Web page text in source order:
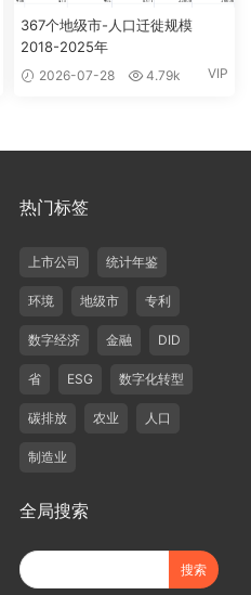
367个地级市-人口迁徙规模
2018-2025年
2026-07-28 4.79k VIP
热门标签
上市公司 统计年鉴
环境 地级市 专利
数字经济 金融 DID
省 ESG 数字化转型
碳排放 农业 人口
制造业
全局搜索